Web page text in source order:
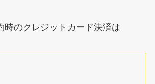
時のクレジットカード決済は